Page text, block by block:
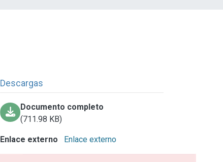
Descargas
Documento completo
(711.98 KB)
Enlace externo Enlace externo